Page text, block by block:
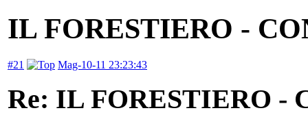
IL FORESTIERO -
#21 Mag-10-11 23:23:43
Re: IL FORESTIERO -